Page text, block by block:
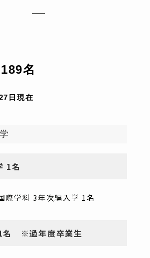
名
日現在
1名
際学科 3年次編入学 1名
名 ※過年度卒業生